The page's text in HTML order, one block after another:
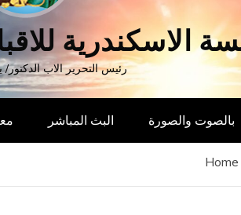
الاسكندرية
رئيس التحرير الاب
بالصوت والصورة البث المباشر
Home